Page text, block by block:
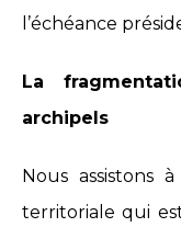
l’échéance
La
archipels
Nous assistons
territoriale qui